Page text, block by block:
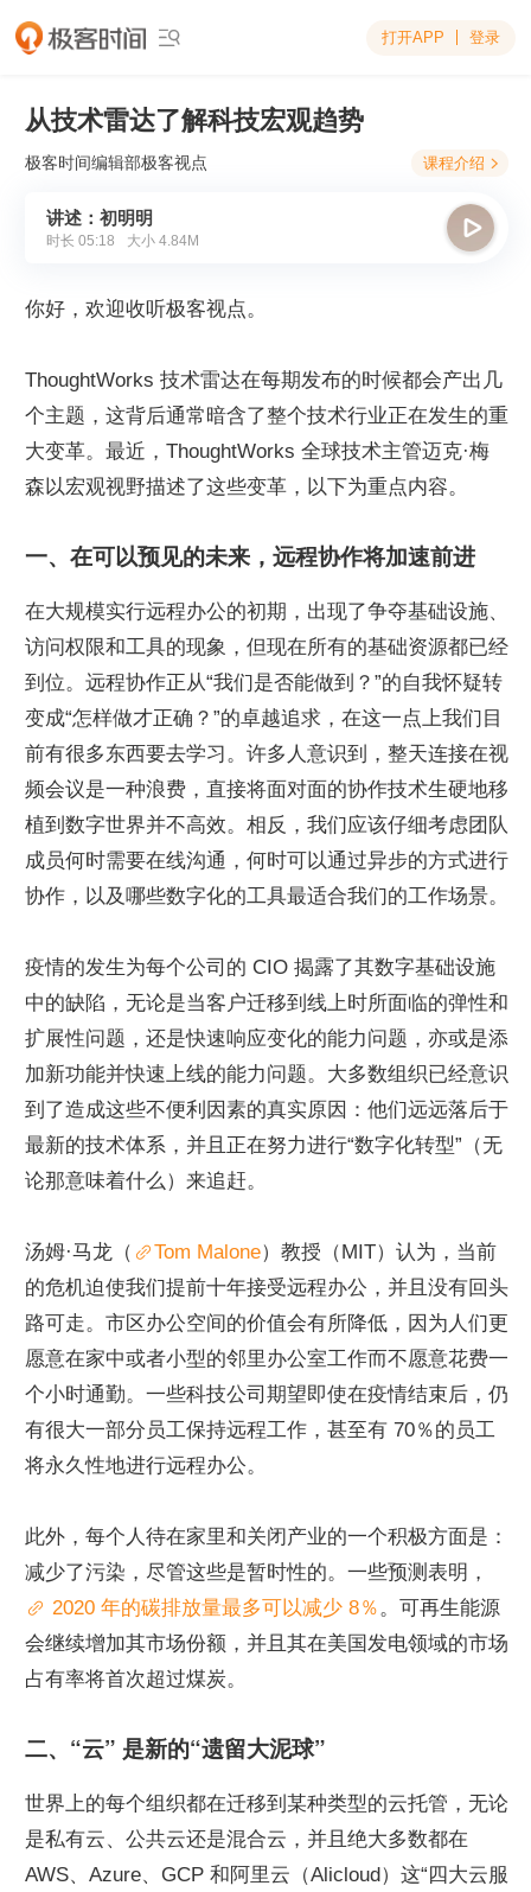
 打开APP 登录
从技术雷达了解科技宏观趋势
极客时间编辑部极客视点 课程介绍 
讲述：初明明
时长 05:18 大小 4.84M

你好，欢迎收听极客视点。
ThoughtWorks 技术雷达在每期发布的时候都会产出几
个主题，这背后通常暗含了整个技术行业正在发生的重
大变革。最近，ThoughtWorks 全球技术主管迈克·梅
森以宏观视野描述了这些变革，以下为重点内容。
一、在可以预见的未来，远程协作将加速前进
在大规模实行远程办公的初期，出现了争夺基础设施、
访问权限和工具的现象，但现在所有的基础资源都已经
到位。远程协作正从“我们是否能做到？”的自我怀疑转
变成“怎样做才正确？”的卓越追求，在这一点上我们目
前有很多东西要去学习。许多人意识到，整天连接在视
频会议是一种浪费，直接将面对面的协作技术生硬地移
植到数字世界并不高效。相反，我们应该仔细考虑团队
成员何时需要在线沟通，何时可以通过异步的方式进行
协作，以及哪些数字化的工具最适合我们的工作场景。
疫情的发生为每个公司的 CIO 揭露了其数字基础设施
中的缺陷，无论是当客户迁移到线上时所面临的弹性和
扩展性问题，还是快速响应变化的能力问题，亦或是添
加新功能并快速上线的能力问题。大多数组织已经意识
到了造成这些不便利因素的真实原因：他们远远落后于
最新的技术体系，并且正在努力进行“数字化转型”（无
论那意味着什么）来追赶。
汤姆·马龙（ Tom Malone）教授（MIT）认为，当前
的危机迫使我们提前十年接受远程办公，并且没有回头
路可走。市区办公空间的价值会有所降低，因为人们更
愿意在家中或者小型的邻里办公室工作而不愿意花费一
个小时通勤。一些科技公司期望即使在疫情结束后，仍
有很大一部分员工保持远程工作，甚至有 70％的员工
将永久性地进行远程办公。
此外，每个人待在家里和关闭产业的一个积极方面是：
减少了污染，尽管这些是暂时性的。一些预测表明，
2020 年的碳排放量最多可以减少 8％。可再生能源
会继续增加其市场份额，并且其在美国发电领域的市场
占有率将首次超过煤炭。
二、“云” 是新的“遗留大泥球”
世界上的每个组织都在迁移到某种类型的云托管，无论
是私有云、公共云还是混合云，并且绝大多数都在
AWS、Azure、GCP 和阿里云（Alicloud）这“四大云服